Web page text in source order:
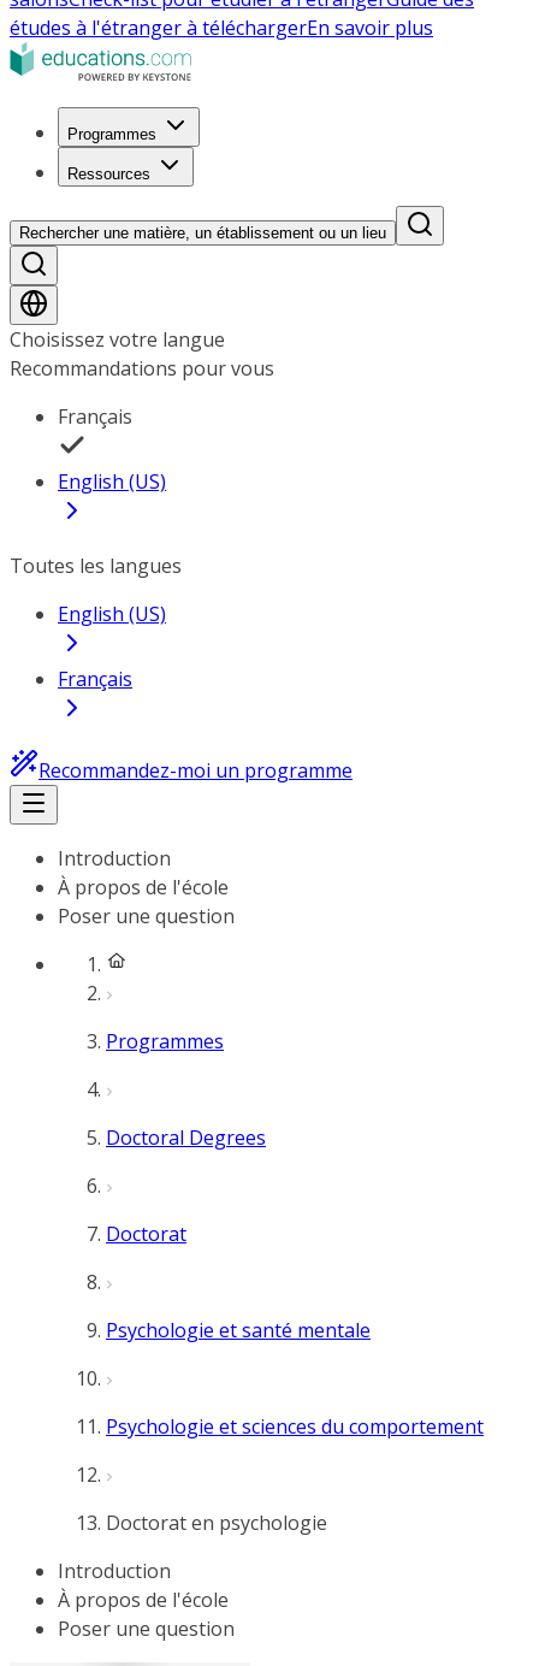
études à l'étranger à téléchargerEn savoir plus
Programmes
Ressources
Rechercher une matière, un établissement ou un lieu
Choisissez votre langue
Recommandations pour vous
Français
English (US)
Toutes les langues
English (US)
Français
Recommandez-moi un programme
Introduction
À propos de l'école
Poser une question
Programmes
Doctoral Degrees
Doctorat
Psychologie et santé mentale
Psychologie et sciences du comportement
Doctorat en psychologie
Introduction
À propos de l'école
Poser une question